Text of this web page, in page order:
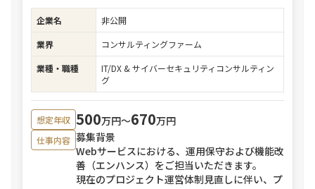
企業名
非公開
業界
コンサルティングファーム
業種・職種
IT/DX & サイバーセキュリティコンサルティン
グ
想定年収 500万円〜670万円
仕事内容 募集背景
Webサービスにおける、運用保守および機能改
善（エンハンス）をご担当いただきます。
現在のプロジェクト運営体制見直しに伴い、プ